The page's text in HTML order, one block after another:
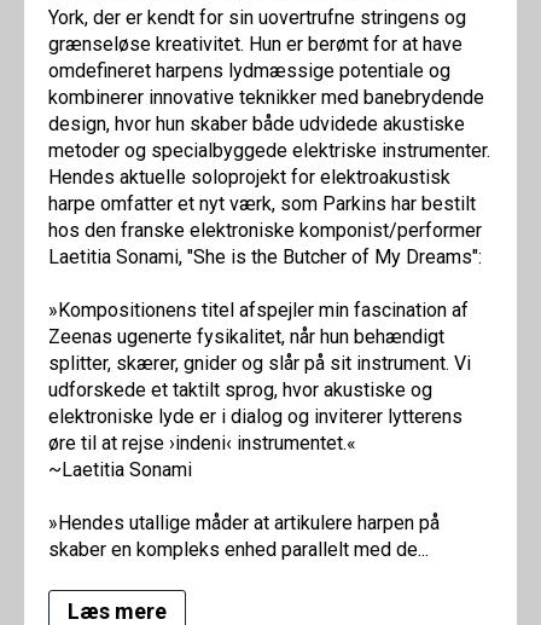
York, der er kendt for sin uovertrufne stringens og
grænseløse kreativitet. Hun er berømt for at have
omdefineret harpens lydmæssige potentiale og
kombinerer innovative teknikker med banebrydende
design, hvor hun skaber både udvidede akustiske
metoder og specialbyggede elektriske instrumenter.
Hendes aktuelle soloprojekt for elektroakustisk
harpe omfatter et nyt værk, som Parkins har bestilt
hos den franske elektroniske komponist/performer
Laetitia Sonami, "She is the Butcher of My Dreams":
»Kompositionens titel afspejler min fascination af
Zeenas ugenerte fysikalitet, når hun behændigt
splitter, skærer, gnider og slår på sit instrument. Vi
udforskede et taktilt sprog, hvor akustiske og
elektroniske lyde er i dialog og inviterer lytterens
øre til at rejse ›indeni‹ instrumentet.«
~Laetitia Sonami
»Hendes utallige måder at artikulere harpen på
skaber en kompleks enhed parallelt med de...
Læs mere